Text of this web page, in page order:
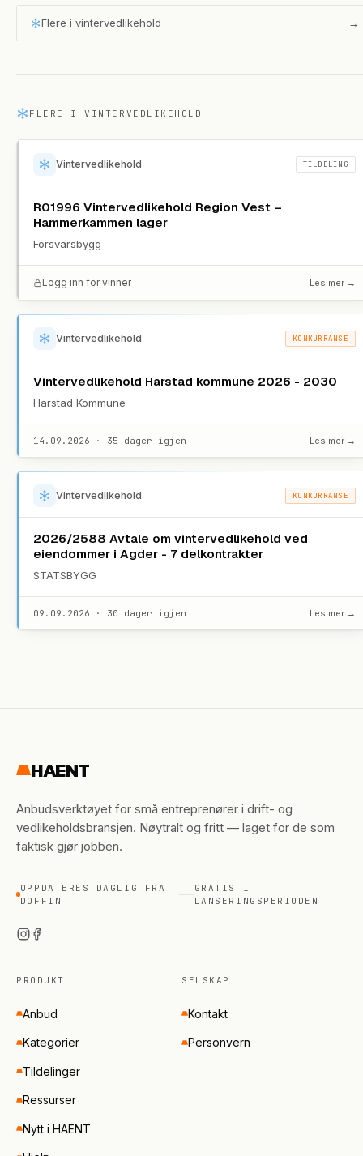
Flere i vintervedlikehold →
FLERE IVINTERVEDLIKEHOLD
Vintervedlikehold TILDELING
R01996 Vintervedlikehold Region Vest –
Hammerkammen lager
Forsvarsbygg
Logg inn for vinner Les mer →
Vintervedlikehold KONKURRANSE
Vintervedlikehold Harstad kommune 2026 - 2030
Harstad Kommune
14.09.2026 · 35 dager igjen Les mer →
Vintervedlikehold KONKURRANSE
2026/2588 Avtale om vintervedlikehold ved
eiendommer i Agder - 7 delkontrakter
STATSBYGG
09.09.2026 · 30 dager igjen Les mer →
HAENT
Anbudsverktøyet for små entreprenører i drift- og
vedlikeholdsbransjen. Nøytralt og fritt — laget for de som
faktisk gjør jobben.
OPPDATERES DAGLIG FRA
DOFFIN
GRATIS I
LANSERINGSPERIODEN
PRODUKT
Anbud
Kategorier
Tildelinger
Ressurser
Nytt i HAENT
SELSKAP
Kontakt
Personvern